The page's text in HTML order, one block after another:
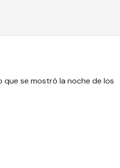
que se mostró la noche de los